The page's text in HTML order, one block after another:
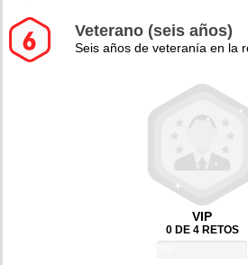
Veterano (seis años)
Seis años de veteranía en la
VIP
0 DE 4 RETOS